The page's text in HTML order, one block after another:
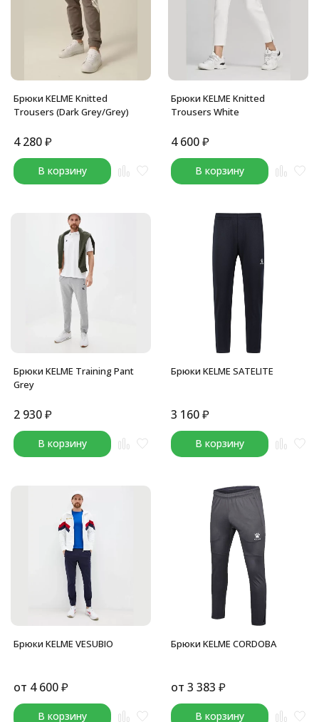
Брюки KELME Knitted
Trousers (Dark Grey/Grey)
4 280₽
В корзину
Брюки KELME Knitted
Trousers White
4 600₽
В корзину
Брюки KELME Training Pant
Grey
2 930₽
В корзину
Брюки KELME SATELITE
3 160₽
В корзину
Брюки KELME VESUBIO
от 4 600₽
В корзину
Брюки KELME CORDOBA
от 3 383 ₽
В корзину